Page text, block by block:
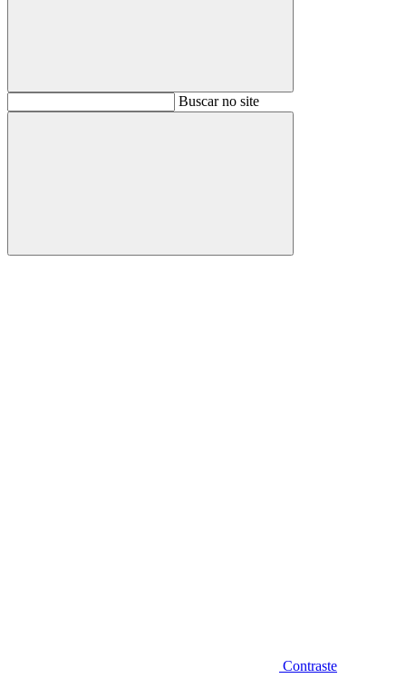
BuscarBuscar no site
Buscar
Contraste